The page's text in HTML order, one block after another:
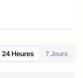
24 Heures 7 Jours